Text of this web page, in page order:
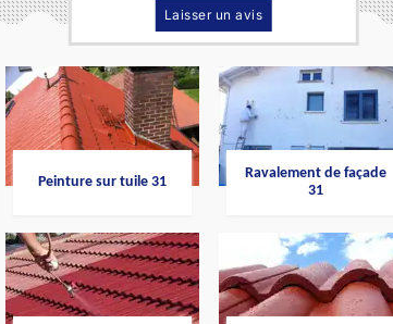
Laisser un avis
Peinture sur tuile 31
Ravalement de façade
31